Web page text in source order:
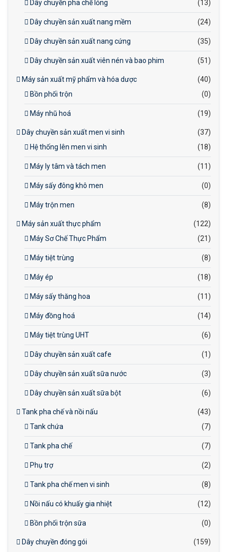
Dây chuyền pha chế lỏng (13)
Dây chuyền sản xuất nang mềm (24)
Dây chuyền sản xuất nang cứng (35)
Dây chuyền sản xuất viên nén và bao phim (51)
Máy sản xuất mỹ phẩm và hóa dược
(40)
Bồn phối trộn
(0)
Máy nhũ hoá (19)
Dây chuyền sản xuất men vi sinh
(37)
Hệ thống lên men vi sinh
(18)
Máy ly tâm và tách men (11)
Máy sấy đông khô men (0)
Máy trộn men (8)
Máy sản xuất thực phẩm
(122)
Máy Sơ Chế Thực Phẩm
(21)
Máy tiệt trùng (8)
Máy ép (18)
Máy sấy thăng hoa (11)
Máy đồng hoá (14)
Máy tiệt trùng UHT (6)
Dây chuyền sản xuất cafe (1)
Dây chuyền sản xuất sữa nước (3)
Dây chuyền sản xuất sữa bột (6)
Tank pha chế và nồi nấu
(43)
Tank chứa
(7)
Tank pha chế (7)
Phụ trợ (2)
Tank pha chế men vi sinh (8)
Nồi nấu có khuấy gia nhiệt (12)
Bồn phối trộn sữa (0)
Dây chuyền đóng gói
(159)